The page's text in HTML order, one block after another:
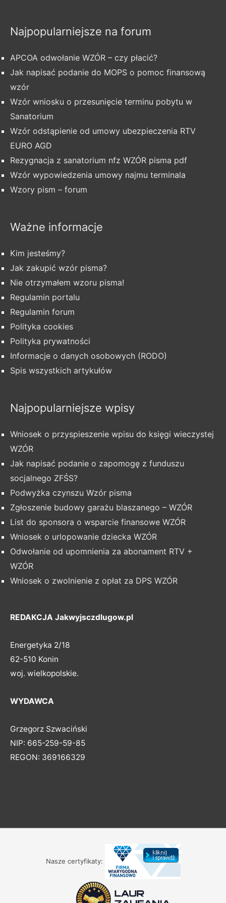
Najpopularniejsze na forum
APCOA odwołanie WZÓR – czy płacić?
Jak napisać podanie do MOPS o pomoc finansową
wzór
Wzór wniosku o przesunięcie terminu pobytu w
Sanatorium
Wzór odstąpienie od umowy ubezpieczenia RTV
EURO AGD
Rezygnacja z sanatorium nfz WZÓR pisma pdf
Wzór wypowiedzenia umowy najmu terminala
Wzory pism – forum
Ważne informacje
Kim jesteśmy?
Jak zakupić wzór pisma?
Nie otrzymałem wzoru pisma!
Regulamin portalu
Regulamin forum
Polityka cookies
Polityka prywatności
Informacje o danych osobowych (RODO)
Spis wszystkich artykułów
Najpopularniejsze wpisy
Wniosek o przyspieszenie wpisu do księgi wieczystej
WZÓR
Jak napisać podanie o zapomogę z funduszu
socjalnego ZFŚS?
Podwyżka czynszu Wzór pisma
Zgłoszenie budowy garażu blaszanego – WZÓR
List do sponsora o wsparcie finansowe WZÓR
Wniosek o urlopowanie dziecka WZÓR
Odwołanie od upomnienia za abonament RTV +
WZÓR
Wniosek o zwolnienie z opłat za DPS WZÓR
REDAKCJA Jakwyjsczdlugow.pl
Energetyka 2/18
62-510 Konin
woj. wielkopolskie.
WYDAWCA
Grzegorz Szwaciński
NIP: 665-259-59-85
REGON: 369166329
Nasze certyfikaty: